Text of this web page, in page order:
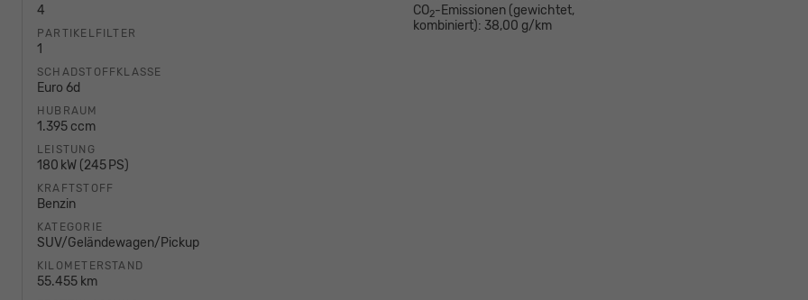
4
PARTIKELFILTER
1
SCHADSTOFFKLASSE
Euro 6d
HUBRAUM
1.395 ccm
LEISTUNG
180 kW (245 PS)
KRAFTSTOFF
Benzin
KATEGORIE
SUV/Geländewagen/Pickup
KILOMETERSTAND
55.455 km
CO2-Emissionen (gewichtet,
kombiniert): 38,00 g/km